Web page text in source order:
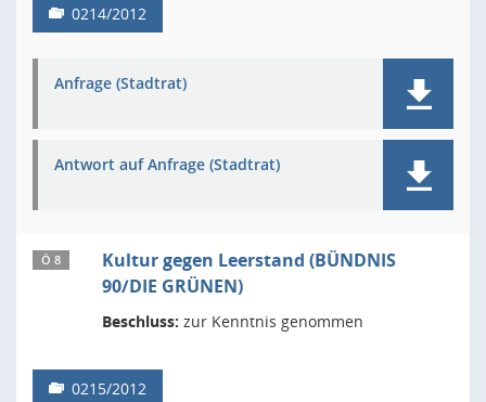
0214/2012
Anfrage (Stadtrat)
Antwort auf Anfrage (Stadtrat)
Ö 8
Kultur gegen Leerstand (BÜNDNIS
90/DIE GRÜNEN)
Beschluss: zur Kenntnis genommen
0215/2012